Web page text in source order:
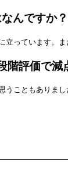
んです
っています。
評価で減
こともありま